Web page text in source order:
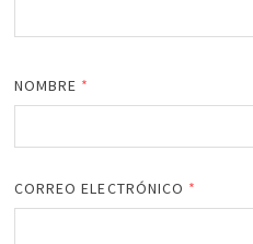
NOMBRE *
CORREO ELECTRÓNICO *